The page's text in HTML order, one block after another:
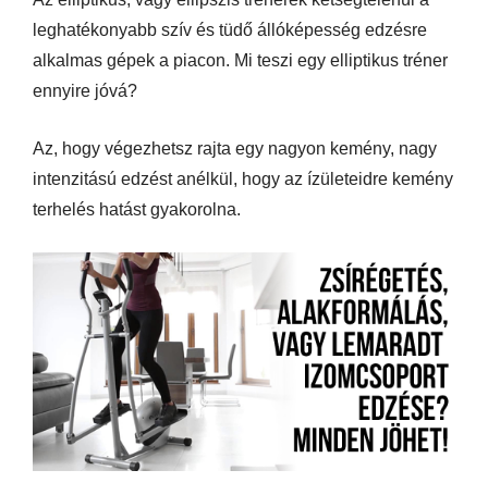
leghatékonyabb szív és tüdő állóképesség edzésre
alkalmas gépek a piacon. Mi teszi egy elliptikus tréner
ennyire jóvá?
Az, hogy végezhetsz rajta egy nagyon kemény, nagy
intenzitású edzést anélkül, hogy az ízületeidre kemény
terhelés hatást gyakorolna.